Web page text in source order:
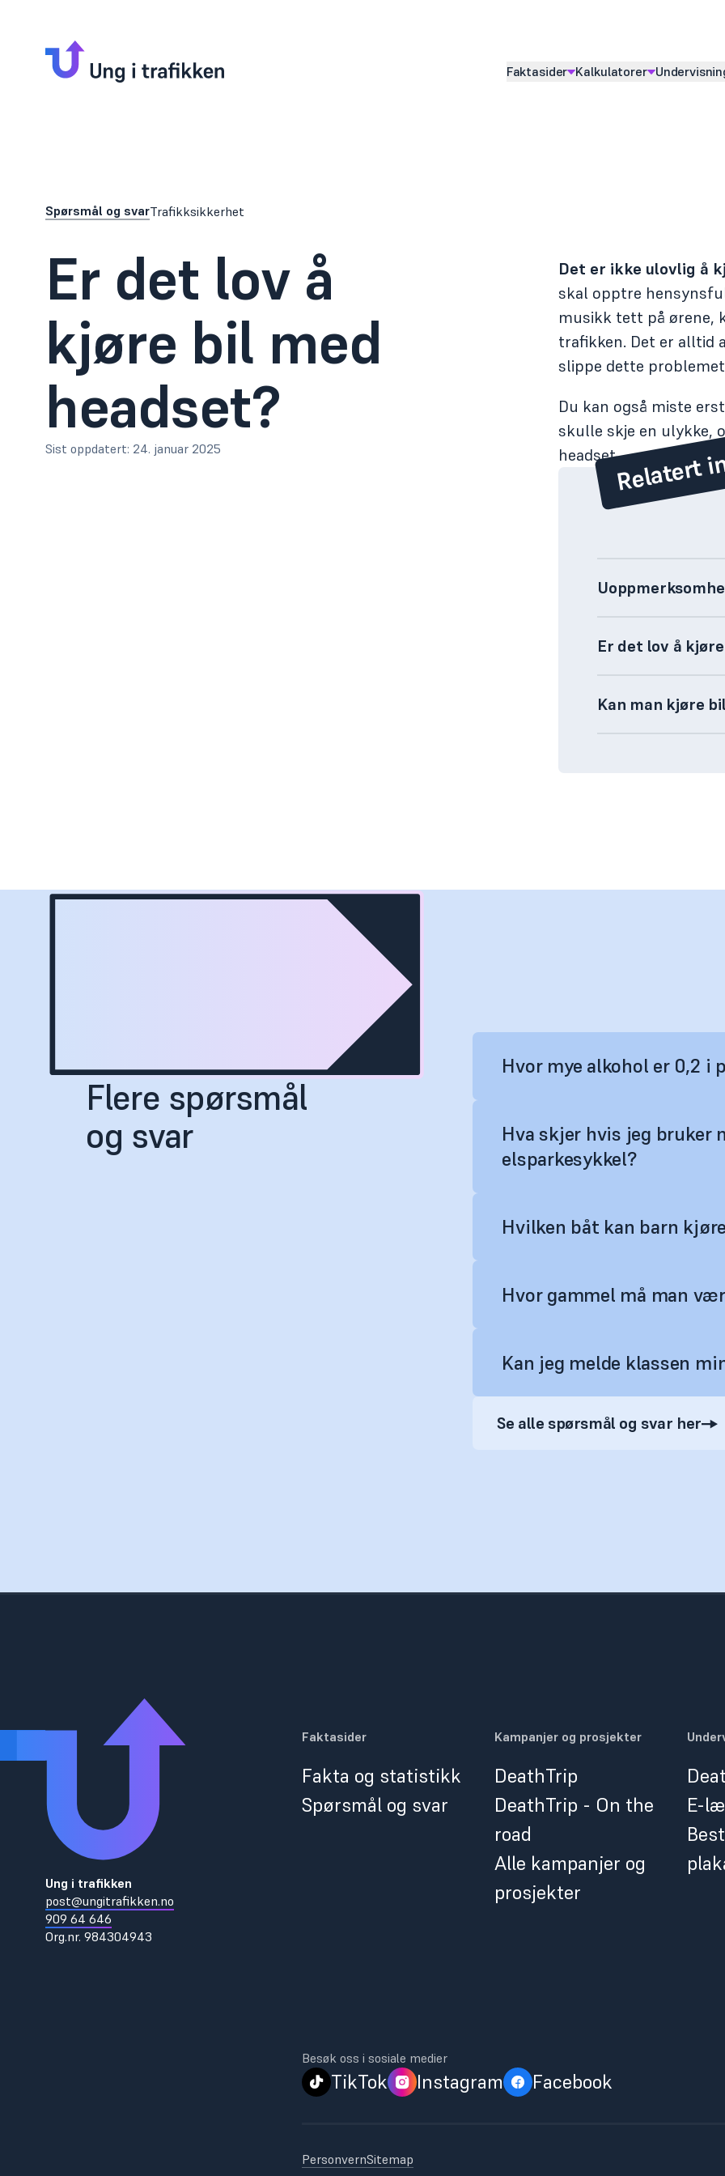
Visundermeny for
Faktasider
Visundermeny for
Kalkulatorer
Vis
Spørsmål og svarTrafikksikkerhet
Er det lov å
kjøre bil med
headset?
Sist oppdatert: 24. januar 2025
Det er ikke ulovlig å
skal opptre
musikk tett på ørene,
trafikken. Det er alltid
slippe dette
Du kan også miste
skulle skje en ulykke,
headset.Relatert
Er det lov å
Kan man kjøre
Flere spørsmål
og svar
Hvor mye alkohol er 0,2 i
Hva skjer hvis jeg bruker
elsparkesykkel?
Hvilken båt kan barn
Hvor gammel må man
Kan jeg melde klassen
Se alle spørsmål og svar her
Ung i trafikken
post@ungitrafikken.no
909 64 646
Org.nr. 984304943
Faktasider
Fakta og statistikk
Spørsmål og svar
Kampanjer og prosjekter
DeathTrip
DeathTrip - On the
road
Alle kampanjer og
prosjekter
E-
Besøk oss i sosiale medier
TikTok Instagram Facebook
PersonvernSitemap